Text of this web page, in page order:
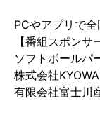
ソフトボ
PCやアプリで全
【番組スポンサ
ソフトボールパ
株式会社KYOWA
有限会社富士川